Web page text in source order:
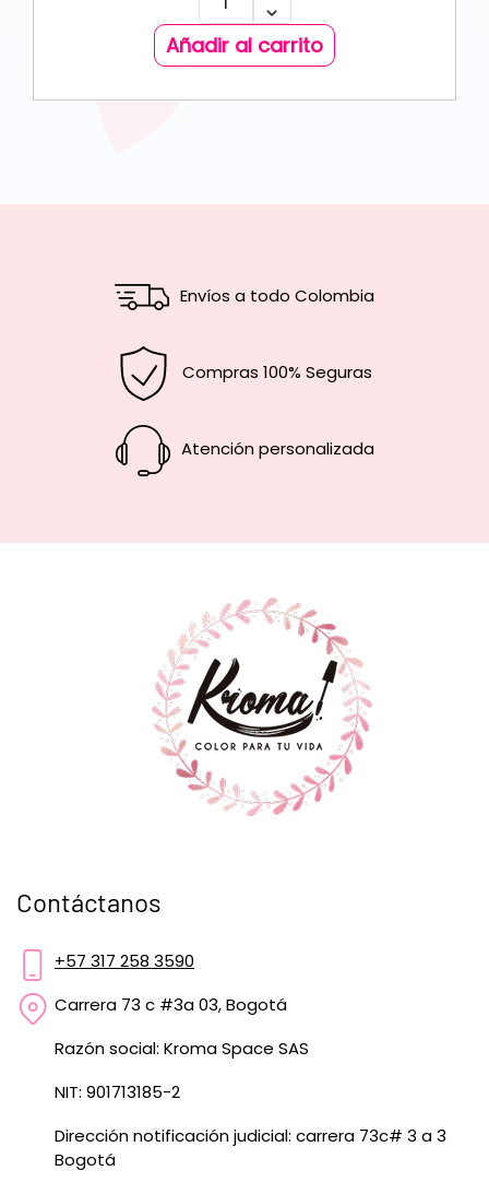
Añadir al carrito
Envíos a todo Colombia
Compras 100% Seguras
Atención personalizada
Contáctanos
+57 317 258 3590
Carrera 73 c #3a 03, Bogotá
Razón social: Kroma Space SAS
NIT: 901713185-2
Dirección notificación judicial: carrera 73c# 3 a 3
Bogotá